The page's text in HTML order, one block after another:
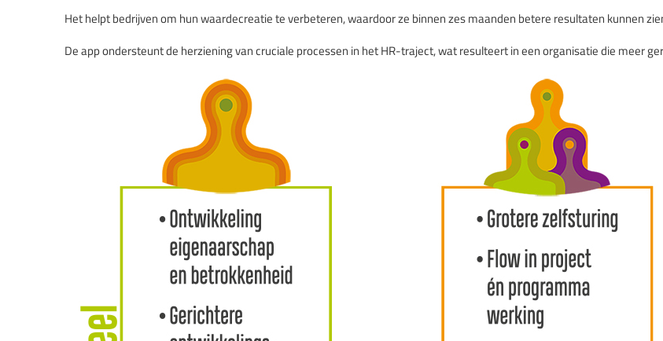
Het helpt bedrijven om hun waardecreatie te verbeteren, waardoor ze binnen zes maanden betere resultaten kunnen
De app ondersteunt de herziening van cruciale processen in het HR-traject, wat resulteert in een organisatie die meer